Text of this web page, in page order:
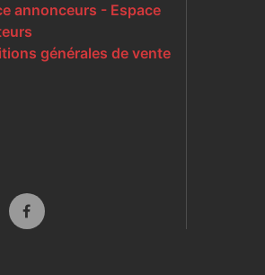
annonceurs - Espace
générales de vente